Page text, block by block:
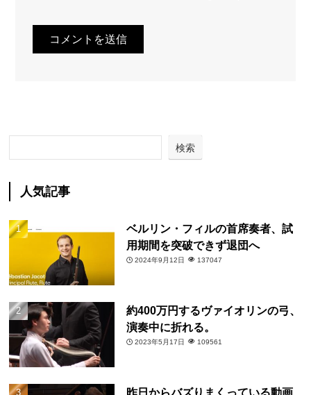
検索
人気記事
ベルリン・フィルの首席奏者、試
用期間を突破できず退団へ
2024年9月12日 137047
約400万円するヴァイオリンの弓、
演奏中に折れる。
2023年5月17日 109561
昨日からバズりまくっている動画